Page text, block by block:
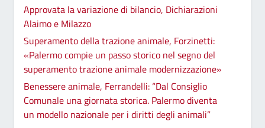
Approvata la variazione di bilancio, Dichiarazioni
Alaimo e Milazzo
Superamento della trazione animale, Forzinetti:
«Palermo compie un passo storico nel segno del
superamento trazione animale modernizzazione»
Benessere animale, Ferrandelli: “Dal Consiglio
Comunale una giornata storica. Palermo diventa
un modello nazionale per i diritti degli animali”